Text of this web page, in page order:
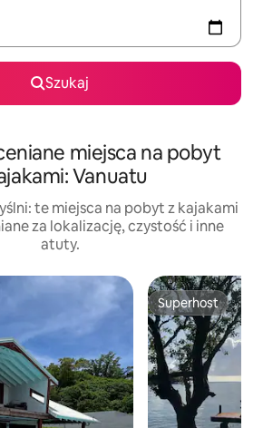
Szukaj
miejsca na pobyt
Vanuatu
te miejsca na pobyt z kajakami
za lokalizację, czystość i inne
atuty.
Superhost
Superhost